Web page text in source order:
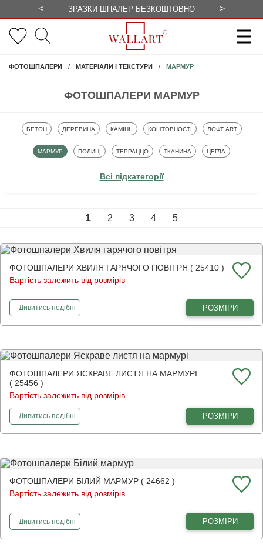
< ЗРАЗКИ ШПАЛЕР БЕЗКОШТОВНО >
ФОТОШПАЛЕРИ МАРМУР
ФОТОШПАЛЕРИ МАТЕРІАЛИ І ТЕКСТУРИ МАРМУР
ФОТОШПАЛЕРИ
БЕТОН ФОТОШПАЛЕРИ
ДЕРЕВИНА ФОТОШПАЛЕРИ
КАМІНЬ ФОТОШПАЛЕРИ
КОШТОВНОСТІ ФОТОШПАЛЕРИ
ЛОФТ ART
ФОТОШПАЛЕРИ
МАРМУР ФОТОШПАЛЕРИ
ПОЛИЦІ ФОТОШПАЛЕРИ
ТЕРРАЦЦО ФОТОШПАЛЕРИ
ТКАНИНА ФОТОШПАЛЕРИ
ЦЕГЛА
Всі підкатегорії
1 2 3 4 5
ФОТОШПАЛЕРИ ХВИЛЯ ГАРЯЧОГО ПОВІТРЯ ( 25410 )
Вартість залежить від розмірів
Дивитисьфотошпалери
подібні РОЗМІРИ
ФОТОШПАЛЕРИ ЯСКРАВЕ ЛИСТЯ НА МАРМУРІ
( 25456 )
Вартість залежить від розмірів
Дивитисьфотошпалери
подібні РОЗМІРИ
ФОТОШПАЛЕРИ БІЛИЙ МАРМУР ( 24662 )
Вартість залежить від розмірів
Дивитисьфотошпалери
подібні РОЗМІРИ